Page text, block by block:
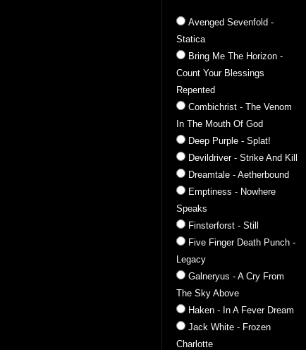
Avenged Sevenfold -
Statica
Bring Me The Horizon -
Count Your Blessings
Repented
Combichrist - The Venom
In The Mouth Of God
Deep Purple - Splat!
Devildriver - Strike And Kill
Dreamtale - Aetherbound
Emptiness - Nowhere
Speaks
Finsterforst - Still
Five Finger Death Punch -
Legacy
Galneryus - A Cry From
The Sky Above
Haken - In A Fever Dream
Jack White - Frozen
Charlotte